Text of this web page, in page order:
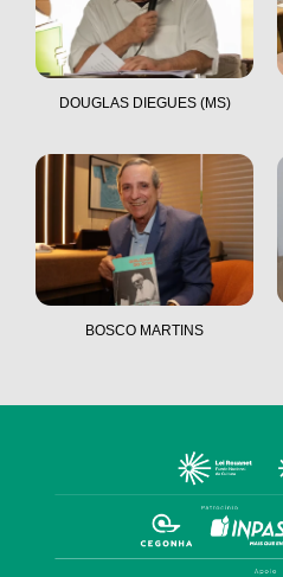
DOUGLAS DIEGUES (MS)
BOSCO MARTINS